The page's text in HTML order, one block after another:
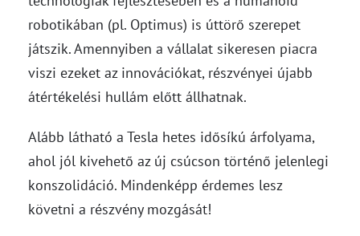
robotikában (pl. Optimus) is úttörő szerepet
játszik. Amennyiben a vállalat sikeresen piacra
viszi ezeket az innovációkat, részvényei újabb
átértékelési hullám előtt állhatnak.
Alább látható a Tesla hetes idősíkú árfolyama,
ahol jól kivehető az új csúcson történő jelenlegi
konszolidáció. Mindenképp érdemes lesz
követni a részvény mozgását!